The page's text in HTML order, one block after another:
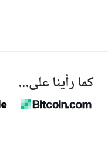
كما رأينا على...